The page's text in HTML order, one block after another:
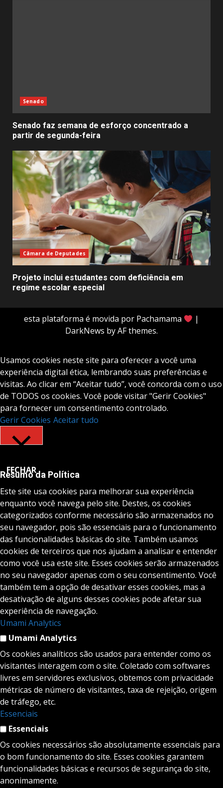
Senado
Senado faz semana de esforço concentrado a
partir de segunda-feira
Câmara de Deputades
Projeto inclui estudantes com deficiência em
regime escolar especial
esta plataforma é movida por Pachamama
|
DarkNews by AF themes.
Usamos cookies neste site para oferecer a você uma
experiência digital ética, lembrando suas preferências e
visitas. Ao clicar em “Aceitar tudo”, você concorda com o uso
de TODOS os cookies. Você pode visitar "Gerir Cookies"
para fornecer um consentimento controlado.
Gerir Cookies Aceitar tudo
FECHAR
Resumo da Política
Este site usa cookies para melhorar sua experiência
enquanto você navega pelo site. Destes, os cookies
categorizados conforme necessário são armazenados no
seu navegador, pois são essenciais para o funcionamento
das funcionalidades básicas do site. Também usamos
cookies de terceiros que nos ajudam a analisar e entender
como você usa este site. Esses cookies serão armazenados
no seu navegador apenas com o seu consentimento. Você
também tem a opção de desativar esses cookies, mas a
desativação de alguns desses cookies pode afetar sua
experiência de navegação.
Umami Analytics
Umami Analytics
Os cookies analíticos são usados para entender como os
visitantes interagem com o site. Coletado com softwares
livres em servidores exclusivos, obtemos com privacidade
métricas de número de visitantes, taxa de rejeição, origem
de tráfego, etc.
Essenciais
Essenciais
Os cookies necessários são absolutamente essenciais para
o bom funcionamento do site. Esses cookies garantem
funcionalidades básicas e recursos de segurança do site,
anonimamente.